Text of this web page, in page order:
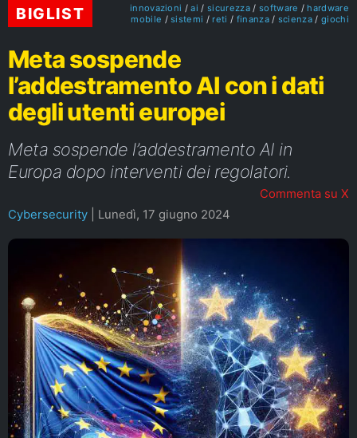
BIGLIST innovazioni ai sicurezza software
hardware
mobile
sistemi reti finanza scienza giochi
Meta sospende
l’addestramento AI con i dati
degli utenti europei
Meta sospende l’addestramento AI in
Europa dopo interventi dei regolatori.
Commenta su X
Cybersecurity
Lunedì, 17 giugno 2024